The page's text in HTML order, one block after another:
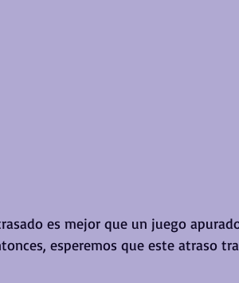
es mejor que un juego
esperemos que este atraso